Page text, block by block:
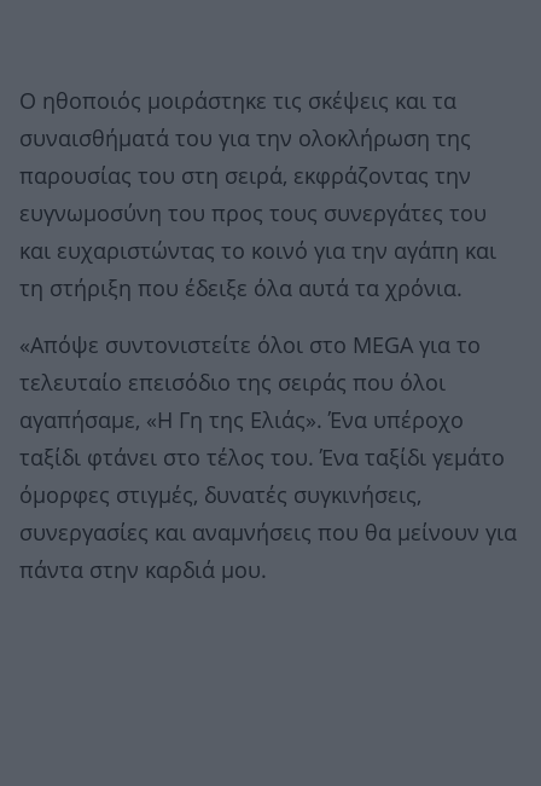
Ο ηθοποιός μοιράστηκε τις σκέψεις και τα
συναισθήματά του για την ολοκλήρωση της
παρουσίας του στη σειρά, εκφράζοντας την
ευγνωμοσύνη του προς τους συνεργάτες του
και ευχαριστώντας το κοινό για την αγάπη και
τη στήριξη που έδειξε όλα αυτά τα χρόνια.
«Απόψε συντονιστείτε όλοι στο MEGA για το
τελευταίο επεισόδιο της σειράς που όλοι
αγαπήσαμε, «Η Γη της Ελιάς». Ένα υπέροχο
ταξίδι φτάνει στο τέλος του. Ένα ταξίδι γεμάτο
όμορφες στιγμές, δυνατές συγκινήσεις,
συνεργασίες και αναμνήσεις που θα μείνουν για
πάντα στην καρδιά μου.